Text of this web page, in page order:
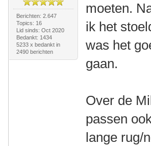
Berichten: 2.647
Topics: 16
Lid sinds: Oct 2020
Bedankt: 1434
5233 x bedankt in
2490 berichten
moeten.
ik het
was het
gaan.
Over de
passen
lange rug/